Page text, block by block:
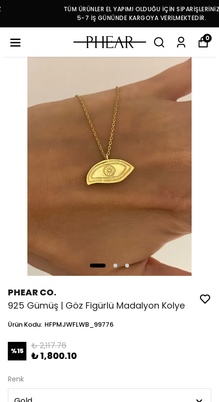
TÜM ÜRÜNLER EL YAPIMI OLDUĞU İÇİN SİPARİŞLERİNİZ
5-7 İŞ GÜNÜNDE KARGOYA VERİLMEKTEDİR.
0
PHEAR CO.
925 Gümüş | Göz Figürlü Madalyon Kolye
Ürün Kodu: HFPMJWFLWB_99776
%15 ₺ 2,117.76
₺ 1,800.10
Renk